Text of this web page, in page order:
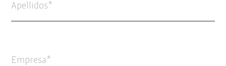
Apellidos
Empresa